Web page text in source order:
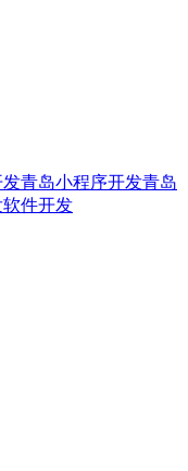
发青岛小程序开发青岛
软件开发